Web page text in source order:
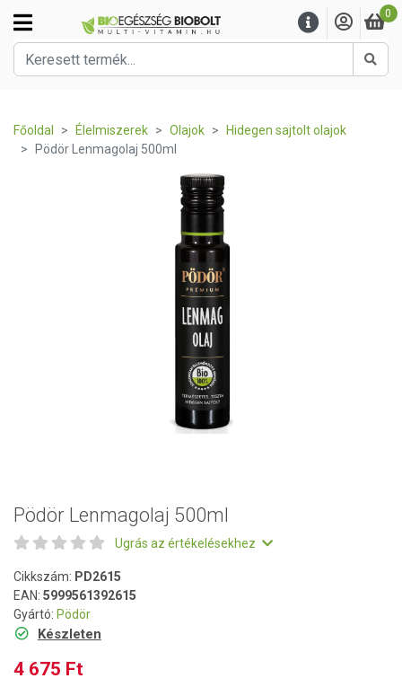
0
Főoldal Élelmiszerek Olajok
Hidegen sajtolt olajok
Pödör Lenmagolaj 500ml
Pödör Lenmagolaj 500ml
Ugrás az értékelésekhez
Cikkszám: PD2615
EAN: 5999561392615
Gyártó: Pödör
Készleten
4 675 Ft